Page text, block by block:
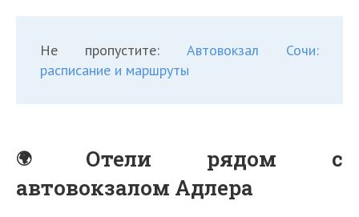
Не пропустите: Автовокзал Сочи:
расписание и маршруты
Отели рядом с
автовокзалом Адлера